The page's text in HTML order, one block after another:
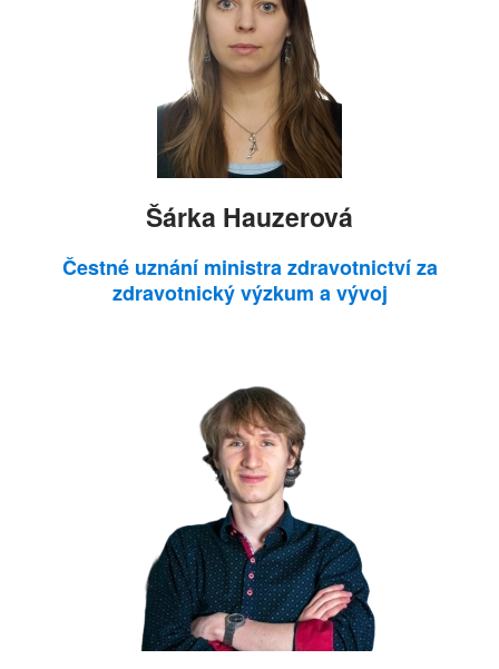
Šárka Hauzerová
Čestné uznání ministra zdravotnictví za
zdravotnický výzkum a vývoj